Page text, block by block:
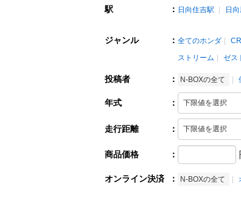
駅 ： 日向住吉駅 日
ジャンル ： 全てのホンダ
ストリーム
ゼス
投稿者 ： N-BOXの全て
年式 ：
走行距離 ：
商品価格 ：
オンライン決済 ： N-BOXの全て